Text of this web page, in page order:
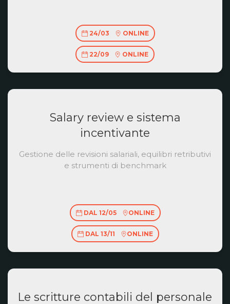
24/03 ONLINE
22/09 ONLINE
Salary review e sistema
incentivante
Gestione delle revisioni salariali, equilibri retributivi
e strumenti di benchmark
DAL 12/05 ONLINE
DAL 13/11 ONLINE
Le scritture contabili del personale